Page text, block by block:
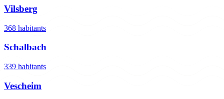
Vilsberg
368 habitants
Schalbach
339 habitants
Vescheim